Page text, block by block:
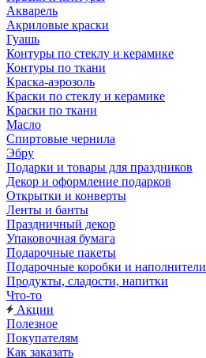
Акварель
Акриловые краски
Гуашь
Контуры по стеклу и керамике
Контуры по ткани
Краска-аэрозоль
Краски по стеклу и керамике
Краски по ткани
Масло
Спиртовые чернила
Эбру
Подарки и товары для праздников
Декор и оформление подарков
Открытки и конверты
Ленты и банты
Праздничный декор
Упаковочная бумага
Подарочные пакеты
Подарочные коробки и наполнители
Продукты, сладости, напитки
Что-то
Акции
Полезное
Покупателям
Как заказать